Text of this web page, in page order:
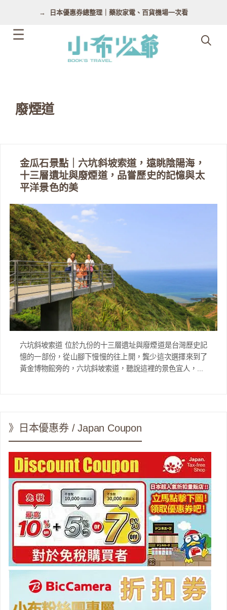
日本優惠券總整理｜藥妝家電、百貨機場一次看
廢煙道
金瓜石景點｜六坑斜坡索道，遠眺陰陽海，
十三層遺址與廢煙道，品嘗歷史的記憶與太
平洋景色的美
六坑斜坡索道 位於九份的十三層遺址與廢煙道是台灣歷史記
憶的一部份，從山腳下慢慢的往上開，龔少這次選擇來到了
黃金博物館旁的，六坑斜坡索道，聽說這裡的景色宜人，...
》日本優惠券 / Japan Coupon